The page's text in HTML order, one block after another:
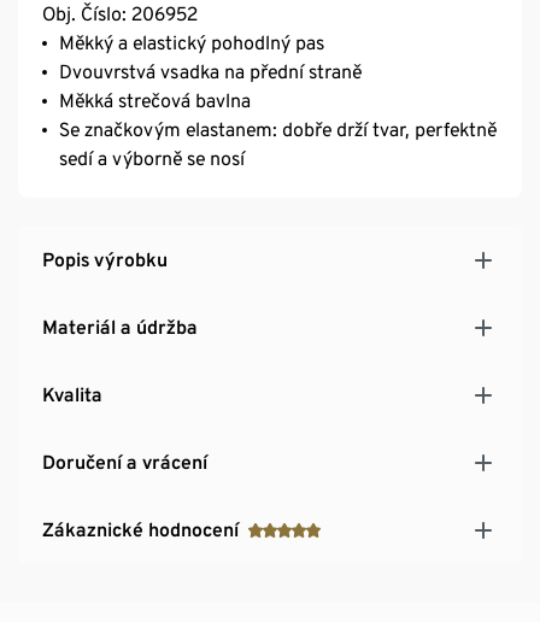
Obj. Číslo: 206952
Měkký a elastický pohodlný pas
Dvouvrstvá vsadka na přední straně
Měkká strečová bavlna
Se značkovým elastanem: dobře drží tvar, perfektně
sedí a výborně se nosí
Popis výrobku
Materiál a údržba
Kvalita
Doručení a vrácení
Zákaznické hodnocení